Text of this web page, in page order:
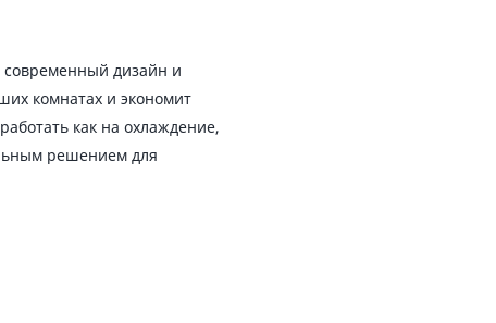
современный дизайн и
комнатах и экономит
как на охлаждение,
решением для